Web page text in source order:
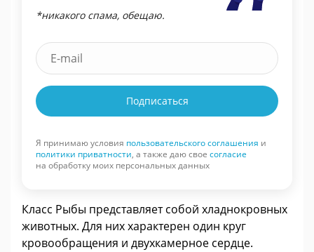
*никакого спама, обещаю.
Подписаться
Я принимаю условия пользовательского соглашения и
политики приватности, а также даю свое согласие
на обработку моих персональных данных
Класс Рыбы представляет собой хладнокровных
животных. Для них характерен один круг
кровообращения и двухкамерное сердце.